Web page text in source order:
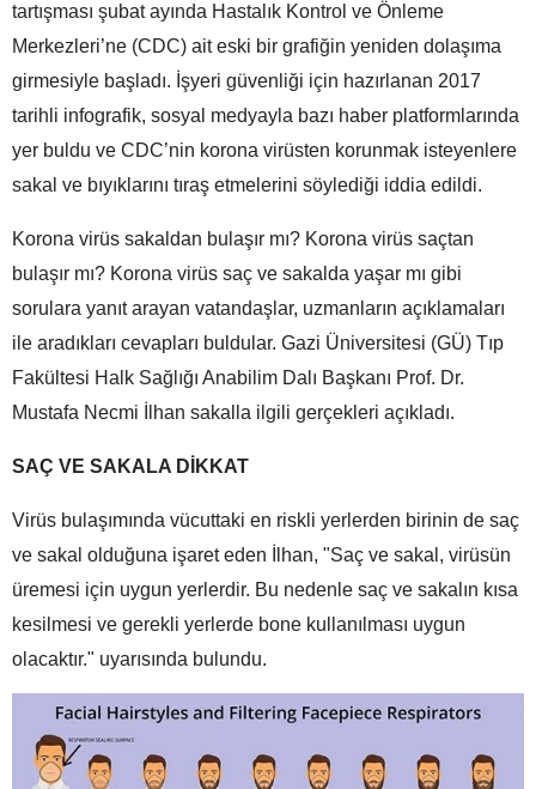
tartışması şubat ayında Hastalık Kontrol ve Önleme
Merkezleri’ne (CDC) ait eski bir grafiğin yeniden dolaşıma
girmesiyle başladı. İşyeri güvenliği için hazırlanan 2017
tarihli infografik, sosyal medyayla bazı haber platformlarında
yer buldu ve CDC’nin korona virüsten korunmak isteyenlere
sakal ve bıyıklarını tıraş etmelerini söylediği iddia edildi.
Korona virüs sakaldan bulaşır mı? Korona virüs saçtan
bulaşır mı? Korona virüs saç ve sakalda yaşar mı gibi
sorulara yanıt arayan vatandaşlar, uzmanların açıklamaları
ile aradıkları cevapları buldular. Gazi Üniversitesi (GÜ) Tıp
Fakültesi Halk Sağlığı Anabilim Dalı Başkanı Prof. Dr.
Mustafa Necmi İlhan sakalla ilgili gerçekleri açıkladı.
SAÇ VE SAKALA DİKKAT
Virüs bulaşımında vücuttaki en riskli yerlerden birinin de saç
ve sakal olduğuna işaret eden İlhan, "Saç ve sakal, virüsün
üremesi için uygun yerlerdir. Bu nedenle saç ve sakalın kısa
kesilmesi ve gerekli yerlerde bone kullanılması uygun
olacaktır." uyarısında bulundu.